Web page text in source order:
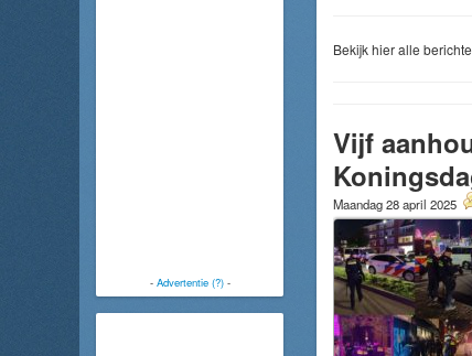
- Advertentie (?)-
Bekijk hier alle
Vijf
Maandag 28 april 2025